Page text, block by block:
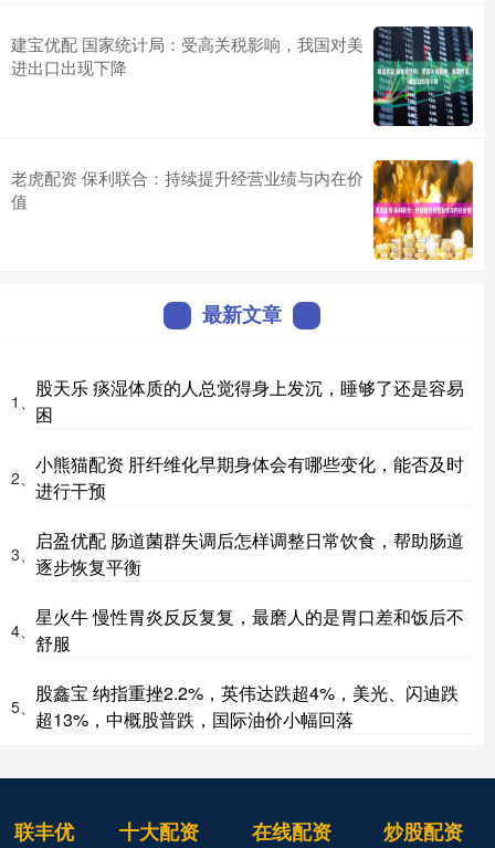
建宝优配 国家统计局：受高关税影响，我国对美
进出口出现下降
老虎配资 保利联合：持续提升经营业绩与内在价
值
最新文章
1、
股天乐 痰湿体质的人总觉得身上发沉，睡够了还是容易
困
2、
小熊猫配资 肝纤维化早期身体会有哪些变化，能否及时
进行干预
3、
启盈优配 肠道菌群失调后怎样调整日常饮食，帮助肠道
逐步恢复平衡
4、
星火牛 慢性胃炎反反复复，最磨人的是胃口差和饭后不
舒服
5、
股鑫宝 纳指重挫2.2%，英伟达跌超4%，美光、闪迪跌
超13%，中概股普跌，国际油价小幅回落
联丰优
十大配资
在线配资
炒股配资